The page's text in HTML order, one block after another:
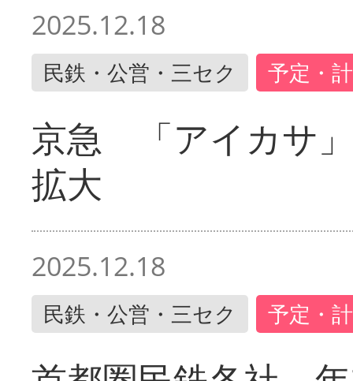
2025.12.18
民鉄・公営・三セク 予定・
京急 「アイカサ
拡大
2025.12.18
民鉄・公営・三セク 予定・